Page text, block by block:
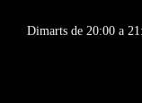
Dimarts de 20:00 a